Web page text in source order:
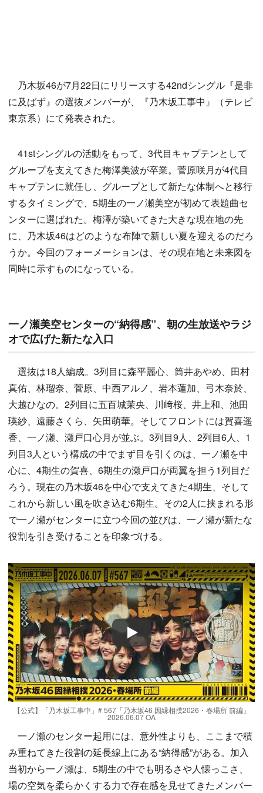
乃木坂46が7月22日にリリースする42ndシングル『是非
に及ばず』の選抜メンバーが、『乃木坂工事中』（テレビ
東京系）にて発表された。
41stシングルの活動をもって、3代目キャプテンとして
グループを支えてきた梅澤美波が卒業。菅原咲月が4代目
キャプテンに就任し、グループとして新たな体制へと移行
するタイミングで、5期生の一ノ瀬美空が初めて表題曲セ
ンターに選ばれた。梅澤が築いてきた大きな現在地の先
に、乃木坂46はどのような布陣で新しい夏を迎えるのだろ
うか。今回のフォーメーションは、その現在地と未来図を
同時に示すものになっている。
一ノ瀬美空センターの“納得感”、朝の生放送やラジ
オで広げた新たな入口
選抜は18人編成。3列目に森平麗心、筒井あやめ、田村
真佑、林瑠奈、菅原、中西アルノ、岩本蓮加、弓木奈於、
大越ひなの。2列目に五百城茉央、川﨑桜、井上和、池田
瑛紗、遠藤さくら、矢田萌華。そしてフロントには賀喜遥
香、一ノ瀬、瀬戸口心月が並ぶ。3列目9人、2列目6人、1
列目3人という構成の中でまず目を引くのは、一ノ瀬を中
心に、4期生の賀喜、6期生の瀬戸口が両翼を担う1列目だ
ろう。現在の乃木坂46を中心で支えてきた4期生、そして
これから新しい風を吹き込む6期生。その2人に挟まれる形
で一ノ瀬がセンターに立つ今回の並びは、一ノ瀬が新たな
役割を引き受けることを印象づける。
Play
【公式】「乃木坂工事中」# 567「乃木坂46 因縁相撲2026・春場所 前編」
2026.06.07 OA
一ノ瀬のセンター起用には、意外性よりも、ここまで積
み重ねてきた役割の延長線上にある“納得感”がある。加入
当初から一ノ瀬は、5期生の中でも明るさや人懐っこさ、
場の空気を柔らかくする力で存在感を見せてきたメンバー